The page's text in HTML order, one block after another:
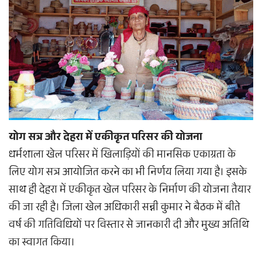
योग सत्र और देहरा में एकीकृत परिसर की योजना
धर्मशाला खेल परिसर में खिलाड़ियों की मानसिक एकाग्रता के
लिए योग सत्र आयोजित करने का भी निर्णय लिया गया है। इसके
साथ ही देहरा में एकीकृत खेल परिसर के निर्माण की योजना तैयार
की जा रही है। जिला खेल अधिकारी सन्नी कुमार ने बैठक में बीते
वर्ष की गतिविधियों पर विस्तार से जानकारी दी और मुख्य अतिथि
का स्वागत किया।